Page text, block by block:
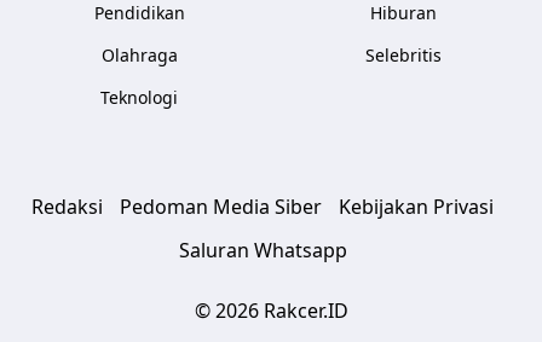
Pendidikan
Olahraga
Teknologi
Hiburan
Selebritis
Redaksi Pedoman Media Siber
Kebijakan Privasi
Saluran Whatsapp
© 2026 Rakcer.ID